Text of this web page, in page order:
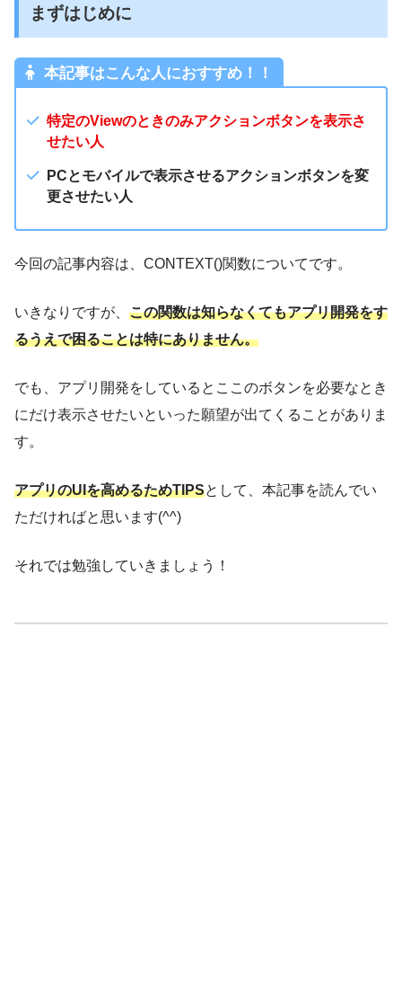
まずはじめに
本記事はこんな人におすすめ！！
特定のViewのときのみアクションボタンを表示さ
せたい人
PCとモバイルで表示させるアクションボタンを変
更させたい人
今回の記事内容は、CONTEXT()関数についてです。
いきなりですが、 この関数は知らなくてもアプリ開発をす
るうえで困ることは特にありません。
でも、アプリ開発をしているとここのボタンを必要なとき
にだけ表示させたいといった願望が出てくることがありま
す。
アプリのUIを高めるためTIPSとして、本記事を読んでい
ただければと思います(^^)
それでは勉強していきましょう！